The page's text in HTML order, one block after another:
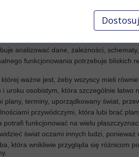
Gallupa
ciągłej aktywności i zmieniania
analizować dane, zależności,
funkcjonowania potrzebuje bliskich
ważne jest, żeby wszyscy mieli
uroku osobistym, która szczególnie łatwo
plany, terminy, uporządkowany świat,
przywódczymi, która lubi brać
funkcjonować na wielu
świat oczami innych ludzi, ponieważ
która wnikliwie przygląda się różnicom
Dostosuj